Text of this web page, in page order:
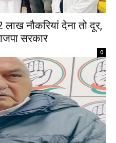
नौकरियां देना तो दूर,
सरकार
0